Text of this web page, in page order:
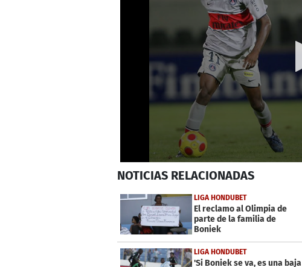
seconds
2
minutes,
secondsVolume
0%
NOTICIAS RELACIONADAS
LIGA HONDUBET
El reclamo al Olimpia de
parte de la familia de
Boniek
LIGA HONDUBET
'Si Boniek se va, es una baja